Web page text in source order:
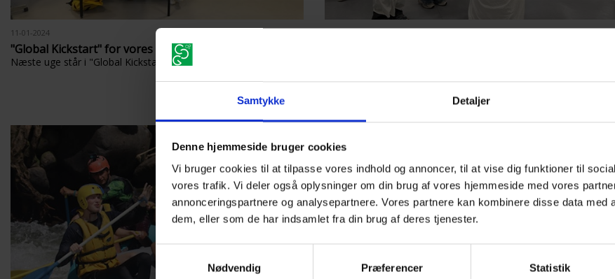
Samtykke Detaljer
Denne hjemmeside bruger cookies
Vi bruger cookies til at tilpasse vores indhold og annoncer, til at vise dig funktioner til
vores trafik. Vi deler også oplysninger om din brug af vores hjemmeside med vores
annonceringspartnere og analysepartnere. Vores partnere kan kombinere disse data med
dem, eller som de har indsamlet fra din brug af deres tjenester.
Nødvendig
Præferencer Statistik
11-01-2024
"Global Kickstart" for vores 1.g-klasser .
Næste uge står i "Global Kickstart"-tegn for vores 1.g-klasser!